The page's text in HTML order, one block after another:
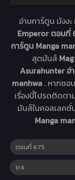
อ่านการ์ตูน มังง
Emperor ตอนที่
การ์ตูน Manga
สุดมันส์
Asurahunter อ่
manhwa . หากชอ
เรื่องนี้โปรดติดตา
มันส์ในคอลเลคชั่
Manga